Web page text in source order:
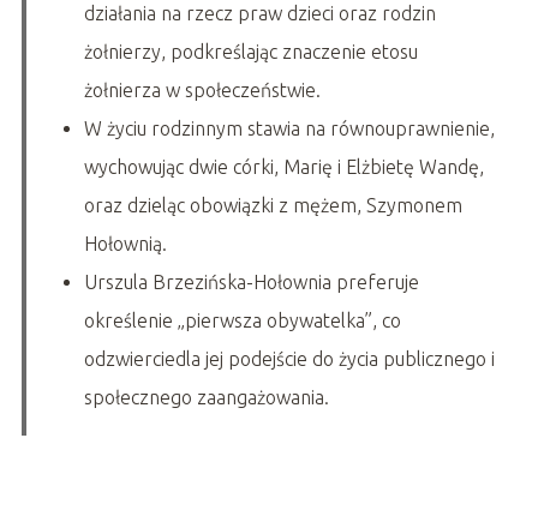
działania na rzecz praw dzieci oraz rodzin
żołnierzy, podkreślając znaczenie etosu
żołnierza w społeczeństwie.
W życiu rodzinnym stawia na równouprawnienie,
wychowując dwie córki, Marię i Elżbietę Wandę,
oraz dzieląc obowiązki z mężem, Szymonem
Hołownią.
Urszula Brzezińska-Hołownia preferuje
określenie „pierwsza obywatelka”, co
odzwierciedla jej podejście do życia publicznego i
społecznego zaangażowania.